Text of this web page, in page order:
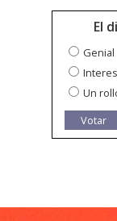
El
Genial
Un
Votar